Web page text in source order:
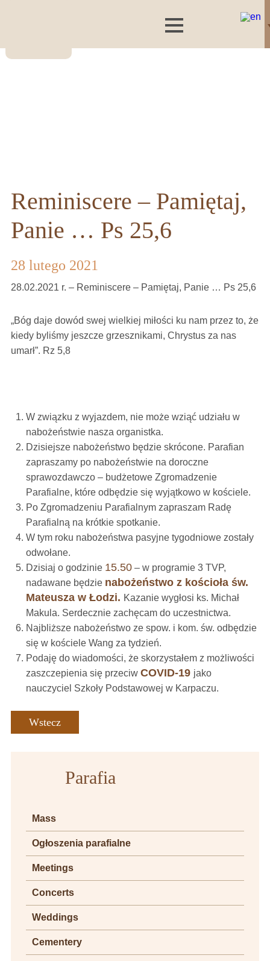
Reminiscere – Pamiętaj,
Panie … Ps 25,6
28 lutego 2021
28.02.2021 r. – Reminiscere – Pamiętaj, Panie … Ps 25,6
„Bóg daje dowód swej wielkiej miłości ku nam przez to, że
kiedy byliśmy jeszcze grzesznikami, Chrystus za nas
umarł”. Rz 5,8
W związku z wyjazdem, nie może wziąć udziału w
nabożeństwie nasza organistka.
Dzisiejsze nabożeństwo będzie skrócone. Parafian
zapraszamy po nabożeństwie na doroczne
sprawozdawczo – budżetowe Zgromadzenie
Parafialne, które odbędzie się wyjątkowo w kościele.
Po Zgromadzeniu Parafialnym zapraszam Radę
Parafialną na krótkie spotkanie.
W tym roku nabożeństwa pasyjne tygodniowe zostały
odwołane.
Dzisiaj o godzinie 15.50– w programie 3 TVP,
nadawane będzie nabożeństwo z kościoła św.
Mateusza w Łodzi. Kazanie wygłosi ks. Michał
Makula. Serdecznie zachęcam do uczestnictwa.
Najbliższe nabożeństwo ze spow. i kom. św. odbędzie
się w kościele Wang za tydzień.
Podaję do wiadomości, że skorzystałem z możliwości
zaszczepienia się przeciw COVID-19 jako
nauczyciel Szkoły Podstawowej w Karpaczu.
Wstecz
Parafia
Mass
Ogłoszenia parafialne
Meetings
Concerts
Weddings
Cementery